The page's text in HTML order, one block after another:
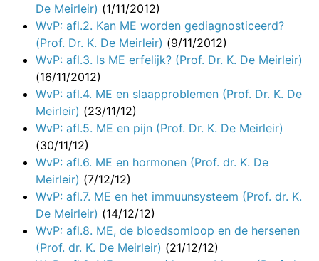
De Meirleir) (1/11/2012)
WvP: afl.2. Kan ME worden gediagnosticeerd?
(Prof. Dr. K. De Meirleir) (9/11/2012)
WvP: afl.3. Is ME erfelijk? (Prof. Dr. K. De Meirleir)
(16/11/2012)
WvP: afl.4. ME en slaapproblemen (Prof. Dr. K. De
Meirleir) (23/11/12)
WvP: afl.5. ME en pijn (Prof. Dr. K. De Meirleir)
(30/11/12)
WvP: afl.6. ME en hormonen (Prof. dr. K. De
Meirleir) (7/12/12)
WvP: afl.7. ME en het immuunsysteem (Prof. dr. K.
De Meirleir) (14/12/12)
WvP: afl.8. ME, de bloedsomloop en de hersenen
(Prof. dr. K. De Meirleir) (21/12/12)